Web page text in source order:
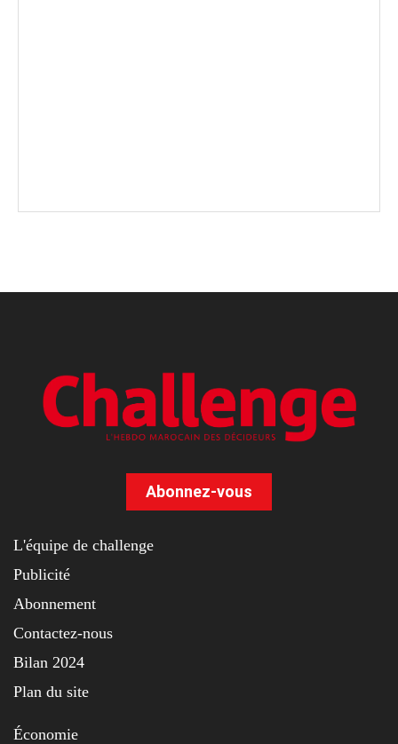
Abonnez-vous
L'équipe de challenge
Publicité
Abonnement
Contactez-nous
Bilan 2024
Plan du site
Économie